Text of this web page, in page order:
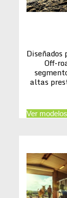
Diseñados
Off-
altas
Ver modelos